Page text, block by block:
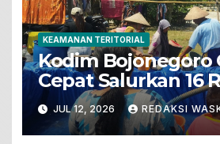
KEAMANAN TERITORIAL
Kodim Bojonegoro
Cepat Salurkan 16
Air Bersih Untuk
Terdampak
JUL 12, 2026 REDAKSI